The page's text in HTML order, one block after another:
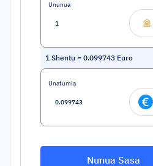
Ununua
1 Shentu = 0.099743 Euro
Unatumia
Nunua Sasa